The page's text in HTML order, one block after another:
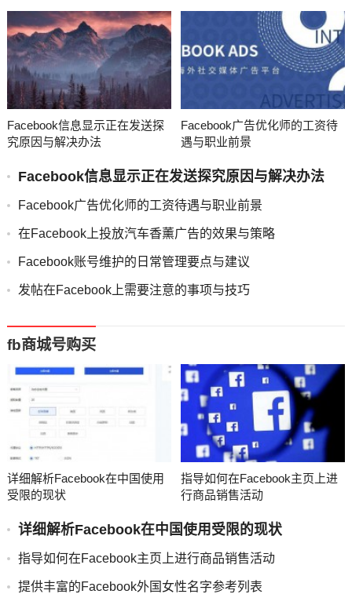
Facebook信息显示正在发送探
究原因与解决办法
Facebook广告优化师的工资待
遇与职业前景
Facebook信息显示正在发送探究原因与解决办法
Facebook广告优化师的工资待遇与职业前景
在Facebook上投放汽车香薰广告的效果与策略
Facebook账号维护的日常管理要点与建议
发帖在Facebook上需要注意的事项与技巧
fb商城号购买
详细解析Facebook在中国使用
受限的现状
指导如何在Facebook主页上进
行商品销售活动
详细解析Facebook在中国使用受限的现状
指导如何在Facebook主页上进行商品销售活动
提供丰富的Facebook外国女性名字参考列表